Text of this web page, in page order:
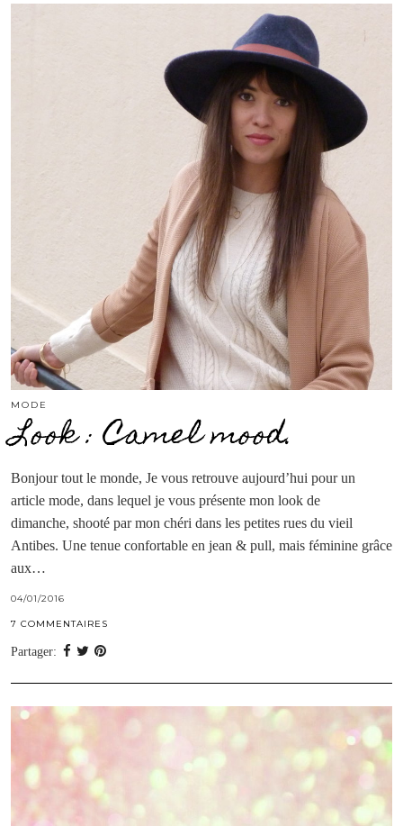
MODE
Look : Camel mood.
Bonjour tout le monde, Je vous retrouve aujourd’hui pour un
article mode, dans lequel je vous présente mon look de
dimanche, shooté par mon chéri dans les petites rues du vieil
Antibes. Une tenue confortable en jean & pull, mais féminine grâce
aux…
04/01/2016
7 COMMENTAIRES
Partager: